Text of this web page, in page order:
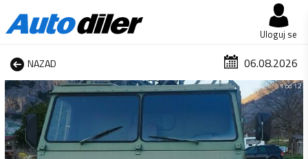
Uloguj se
NAZAD 06.08.2026
1 od 12